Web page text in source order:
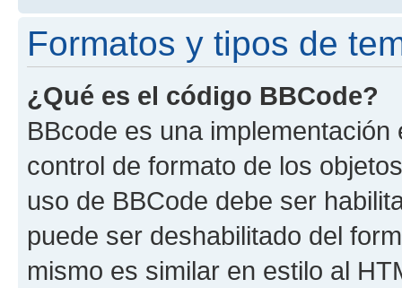
Formatos y tipos de
¿Qué es el código BBCode?
BBcode es una
control de formato de los
uso de BBCode debe ser
puede ser deshabilitado del
mismo es similar en estilo al